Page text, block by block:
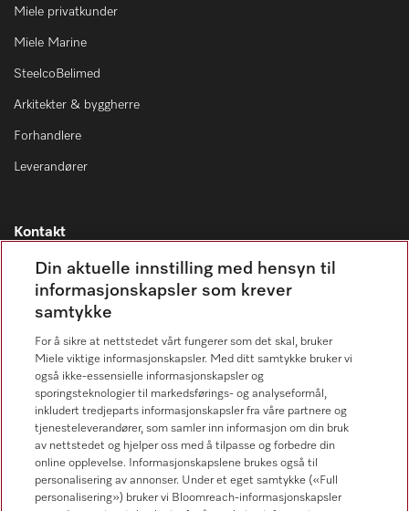
Miele privatkunder
Miele Marine
SteelcoBelimed
Arkitekter & byggherre
Forhandlere
Leverandører
Kontakt
Kontaktoversikt
Miele Professional Service
67 17 34 40
Forbrukerkontakt
67 17 31 00
Forhandlersøk
Din aktuelle innstilling med hensyn til
informasjonskapsler som krever
samtykke
For å sikre at nettstedet vårt fungerer som det skal, bruker
Miele viktige informasjonskapsler. Med ditt samtykke bruker vi
også ikke-essensielle informasjonskapsler og
sporingsteknologier til markedsførings- og analyseformål,
inkludert tredjeparts informasjonskapsler fra våre partnere og
tjenesteleverandører, som samler inn informasjon om din bruk
av nettstedet og hjelper oss med å tilpasse og forbedre din
online opplevelse. Informasjonskapslene brukes også til
personalisering av annonser. Under et eget samtykke («Full
personalisering») bruker vi Bloomreach-informasjonskapsler